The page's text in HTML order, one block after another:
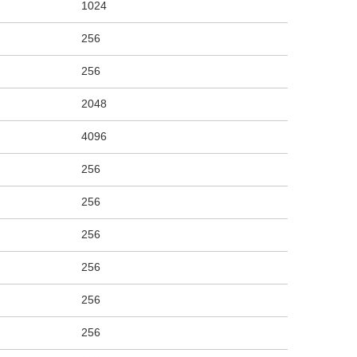
1024
256
256
2048
4096
256
256
256
256
256
256